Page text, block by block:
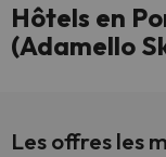
Hôtels en
(Adamello
Les offres les